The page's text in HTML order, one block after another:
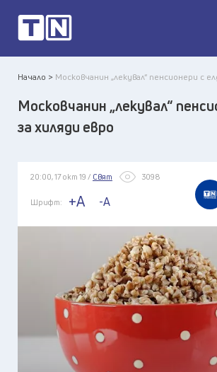
Начало > Московчанин „лекувал“ пенсионери с
Московчанин „лекувал“
за хиляди евро
20:00, 17 окт 19 / Свят 3098
Шрифт: +A -A